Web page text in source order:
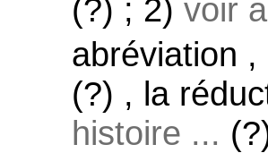
(?) ; 2) voir
abréviation
(?) , la
histoire ...